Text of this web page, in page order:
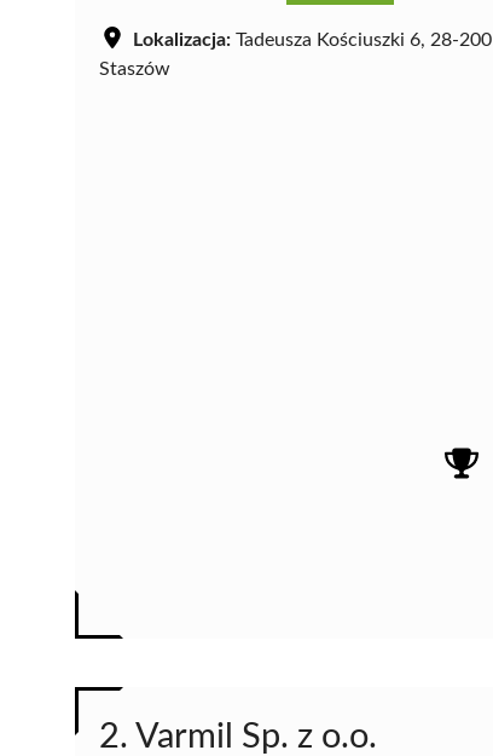
Lokalizacja: Tadeusza Kościuszki 6, 28-200
Staszów
2. Varmil Sp. z o.o.